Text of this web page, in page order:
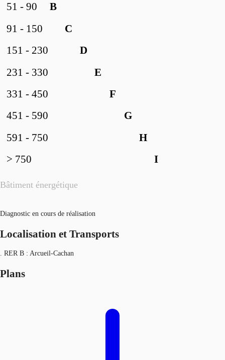
Bâtiment énergétique
B
51 - 90
C
91 - 150
D
151 - 230
E
231 - 330
F
331 - 450
G
451 - 590
H
591 - 750
I
> 750
Diagnostic en cours de réalisation
Localisation et Transports
. RER B : Arcueil-Cachan
Plans